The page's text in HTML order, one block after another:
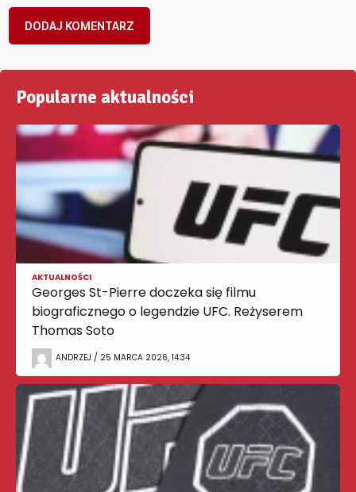
Popularne aktualności
AKTUALNOŚCI
Georges St-Pierre doczeka się filmu
biograficznego o legendzie UFC. Reżyserem
Thomas Soto
ANDRZEJ / 25 MARCA 2026, 14:34